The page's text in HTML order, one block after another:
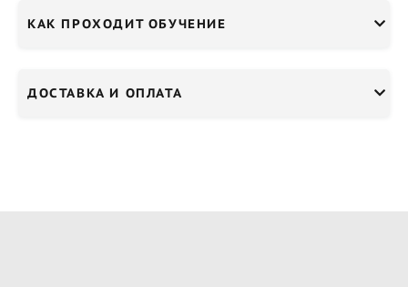
КАК ПРОХОДИТ ОБУЧЕНИЕ
ДОСТАВКА И ОПЛАТА